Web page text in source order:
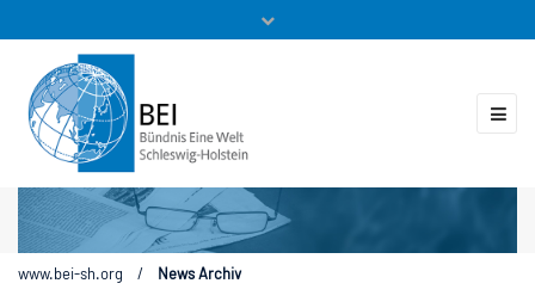
Mitglieder
www.bei-sh.org / News Archiv